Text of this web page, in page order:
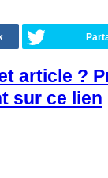
article ?
sur ce lien